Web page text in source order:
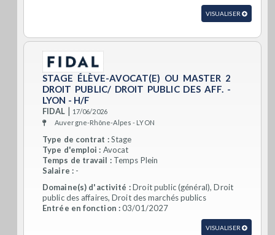
VISUALISER
STAGE ÉLÈVE-AVOCAT(E) OU MASTER 2
DROIT PUBLIC/ DROIT PUBLIC DES AFF. -
LYON - H/F
FIDAL | 17/06/2026
Auvergne-Rhône-Alpes - LYON
Type de contrat :Stage
Type d'emploi : Avocat
Temps de travail :Temps Plein
Salaire :-
Domaine(s) d'activité :Droit public (général), Droit
public des affaires, Droit des marchés publics
Entrée en fonction :03/01/2027
VISUALISER